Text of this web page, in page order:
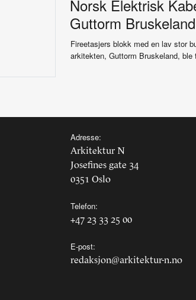
Norsk Elektrisk
Guttorm
Fireetasjers blokk med en lav stor
arkitekten, Guttorm Bruskeland,
Adresse:
Arkitektur N
Josefines gate 34
0351 Oslo
Telefon:
+47 23 33 25 00
E-post:
redaksjon@arkitektur-n.no